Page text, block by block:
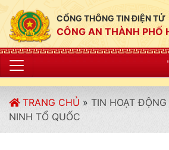
CỔNG THÔNG TIN ĐIỆN TỬ
CÔNG AN THÀNH PHỐ
"CÔNG AN THÀNH
TRANG CHỦ » TIN HOẠT
NINH TỔ QUỐC